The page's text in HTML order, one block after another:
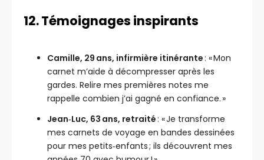
12. Témoignages inspirants
Camille, 29 ans, infirmière itinérante: « Mon
carnet m’aide à décompresser après les
gardes. Relire mes premières notes me
rappelle combien j’ai gagné en confiance. »
Jean‑Luc, 63 ans, retraité: « Je transforme
mes carnets de voyage en bandes dessinées
pour mes petits‑enfants ; ils découvrent mes